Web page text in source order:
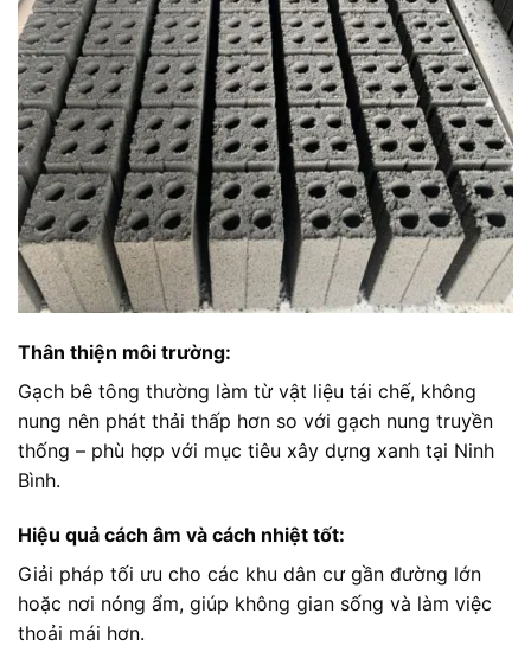
Thân thiện môi trường:
Gạch bê tông thường làm từ vật liệu tái chế, không
nung nên phát thải thấp hơn so với gạch nung truyền
thống – phù hợp với mục tiêu xây dựng xanh tại Ninh
Bình.
Hiệu quả cách âm và cách nhiệt tốt:
Giải pháp tối ưu cho các khu dân cư gần đường lớn
hoặc nơi nóng ẩm, giúp không gian sống và làm việc
thoải mái hơn.